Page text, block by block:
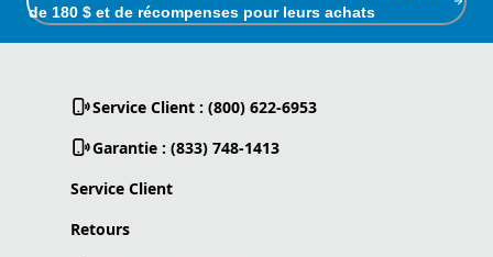
de 180 $ et de récompenses pour leurs achats
Service Client : (800) 622-6953
Garantie : (833) 748-1413
Service Client
Retours